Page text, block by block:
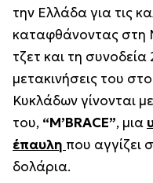
την Ελλάδα για τις
καταφθάνοντας στη
τζετ και τη
μετακινήσεις του
Κυκλάδων γίνονται
του, “M’BRACE”, μια
έπαυλη που αγγίζει
δολάρια.